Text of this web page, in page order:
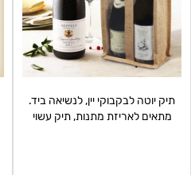
תיק יוטה לבקבוקי יין, לנשיאה ביד.
מתאים לאריזת מתנות, תיק עשוי